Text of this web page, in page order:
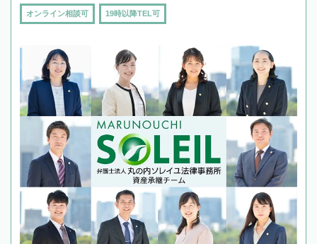
オンライン相談可 19時以降TEL可